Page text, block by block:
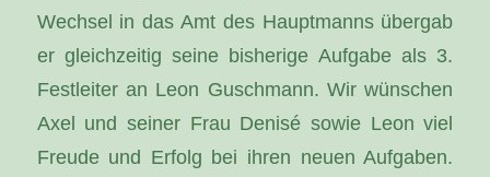
Wechsel in das Amt des Hauptmanns übergab
er gleichzeitig seine bisherige Aufgabe als 3.
Festleiter an Leon Guschmann. Wir wünschen
Axel und seiner Frau Denisé sowie Leon viel
Freude und Erfolg bei ihren neuen Aufgaben.